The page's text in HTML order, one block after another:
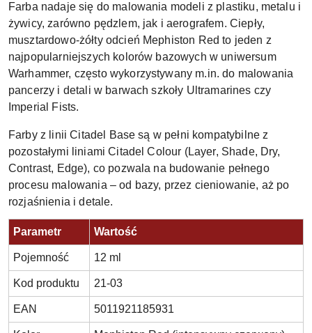
Farba nadaje się do malowania modeli z plastiku, metalu i
żywicy, zarówno pędzlem, jak i aerografem. Ciepły,
musztardowo-żółty odcień Mephiston Red to jeden z
najpopularniejszych kolorów bazowych w uniwersum
Warhammer, często wykorzystywany m.in. do malowania
pancerzy i detali w barwach szkoły Ultramarines czy
Imperial Fists.
Farby z linii Citadel Base są w pełni kompatybilne z
pozostałymi liniami Citadel Colour (Layer, Shade, Dry,
Contrast, Edge), co pozwala na budowanie pełnego
procesu malowania – od bazy, przez cieniowanie, aż po
rozjaśnienia i detale.
Parametr Wartość
Pojemność 12 ml
Kod produktu 21-03
EAN 5011921185931